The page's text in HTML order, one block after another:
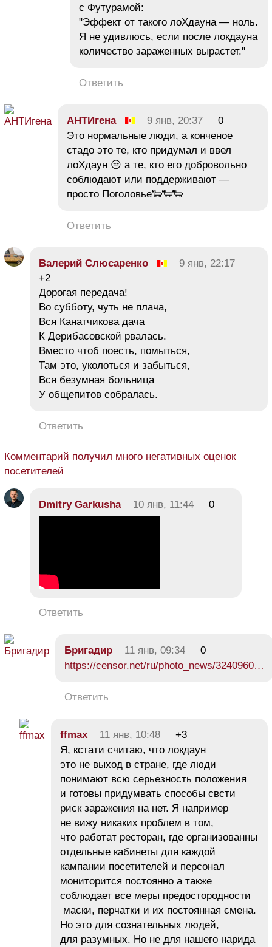
с Футурамой:
"Эффект от такого лоХдауна — ноль.
Я не удивлюсь, если после локдауна
количество зараженных вырастет."
Ответить
АНТИгена 9 янв, 20:37
0
Это нормальные люди, а конченое
стадо это те, кто придумал и ввел
лоХдаун 😒 а те, кто его добровольно
соблюдают или поддерживают —
просто Поголовье🐑🐑🐑
Ответить
Валерий Слюсаренко
9 янв, 22:17
+2
Дорогая передача!
Во субботу, чуть не плача,
Вся Канатчикова дача
К Дерибасовской рвалась.
Вместо чтоб поесть, помыться,
Там это, уколоться и забыться,
Вся безумная больница
У общепитов собралась.
Ответить
Комментарий получил много негативных оценок
посетителей
Dmitry Garkusha 10 янв, 11:44 0
Ответить
Бригадир 11 янв, 09:34
0
https://censor.net/ru/photo_news/3240960…
Ответить
ffmax 11 янв, 10:48
+3
Я, кстати считаю, что локдаун
это не выход в стране, где люди
понимают всю серьезность положения
и готовы придумвать способы свсти
риск заражения на нет. Я например
не вижу никаких проблем в том,
что работат ресторан, где организованны
отдельные кабинеты для каждой
кампании посетителей и персонал
мониторится постоянно а также
соблюдает все меры предостородности
маски, перчатки и их постоянная смена.
Но это для сознательных людей,
для разумных. Но не для нашего нарида